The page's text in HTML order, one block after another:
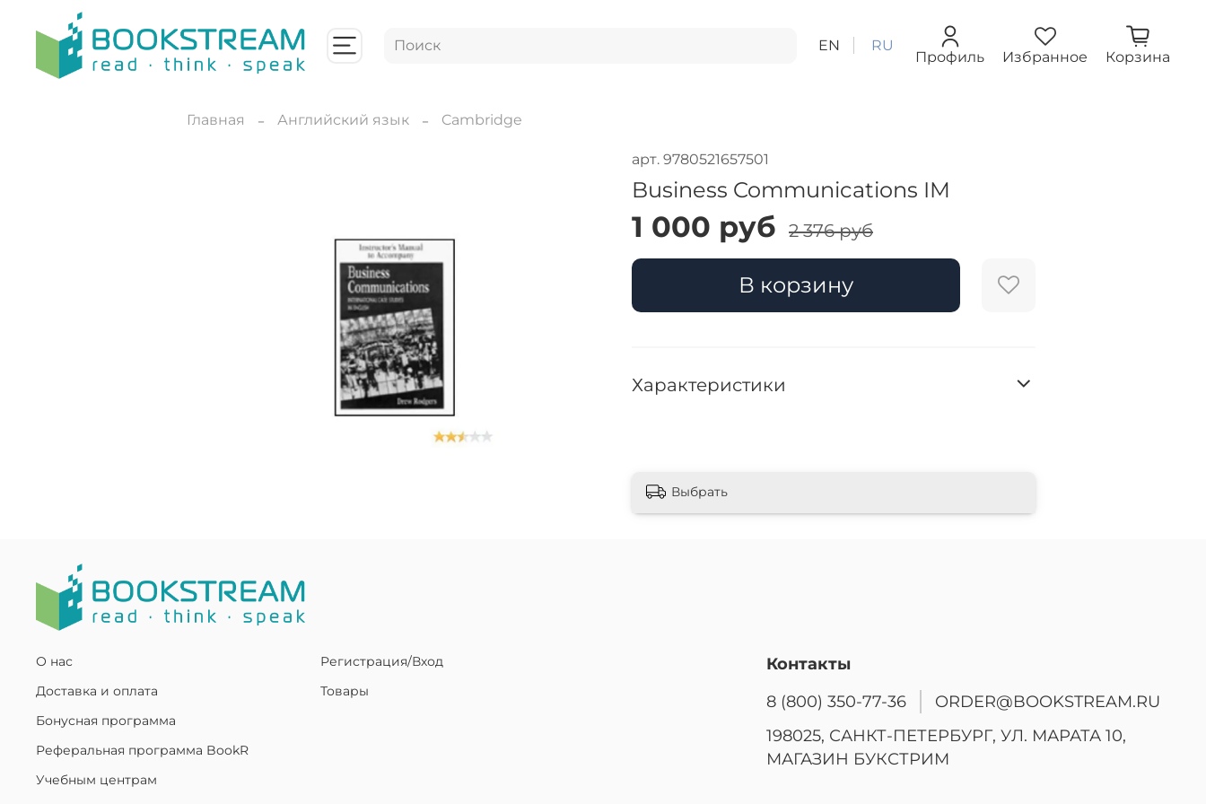
EN RU
Профиль Избранное Корзина
Главная Английский язык Cambridge
арт. 9780521657501
Business Communications IM
1 000 руб 2 376 руб
В корзину
Характеристики
Выбрать
О нас
Доставка и оплата
Бонусная программа
Реферальная программа BookR
Учебным центрам
Регистрация/Вход
Товары
Контакты
8 (800) 350-77-36
ORDER@BOOKSTREAM.RU
198025, САНКТ-ПЕТЕРБУРГ, УЛ. МАРАТА 10,
МАГАЗИН БУКСТРИМ